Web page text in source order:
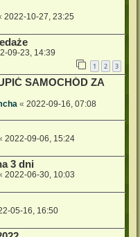
2022-10-27, 23:25
09-23, 14:39
1 2 3
SAMOCHÓD ZA
« 2022-09-16, 07:08
2022-09-06, 15:24
3 dni
2022-06-30, 10:03
05-16, 16:50